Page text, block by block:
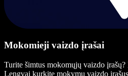
Mokomieji vaizdo įrašai
Turite šimtus mokomųjų vaizdo
Lengvai kurkite mokymų vaizdo